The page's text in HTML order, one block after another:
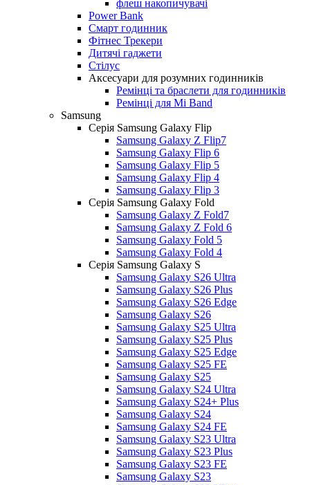
флеш накопичувачі
Power Bank
Смарт годинник
Фітнес Трекери
Дитячі гаджети
Стілус
Аксесуари для розумних годинників
Ремінці та браслети для годинників
Ремінці для Mi Band
Samsung
Серія Samsung Galaxy Flip
Samsung Galaxy Z Flip7
Samsung Galaxy Flip 6
Samsung Galaxy Flip 5
Samsung Galaxy Flip 4
Samsung Galaxy Flip 3
Серія Samsung Galaxy Fold
Samsung Galaxy Z Fold7
Samsung Galaxy Z Fold 6
Samsung Galaxy Fold 5
Samsung Galaxy Fold 4
Серія Samsung Galaxy S
Samsung Galaxy S26 Ultra
Samsung Galaxy S26 Plus
Samsung Galaxy S26 Edge
Samsung Galaxy S26
Samsung Galaxy S25 Ultra
Samsung Galaxy S25 Plus
Samsung Galaxy S25 Edge
Samsung Galaxy S25 FE
Samsung Galaxy S25
Samsung Galaxy S24 Ultra
Samsung Galaxy S24+ Plus
Samsung Galaxy S24
Samsung Galaxy S24 FE
Samsung Galaxy S23 Ultra
Samsung Galaxy S23 Plus
Samsung Galaxy S23 FE
Samsung Galaxy S23